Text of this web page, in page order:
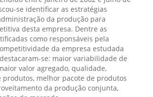
se identificar as estratégias
da produção para
desta empresa. Dentre as
como responsáveis pela
da empresa estudada
se: maior variabilidade de
valor agregado, qualidade,
produtos, melhor pacote de produtos
da produção conjunta,